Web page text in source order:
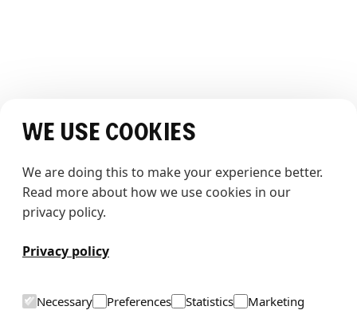
We use cookies
We are doing this to make your experience better.
Read more about how we use cookies in our
privacy policy.
Privacy policy
Necessary Preferences Statistics Marketing
Totalentrepenør: HENT AS
The whale